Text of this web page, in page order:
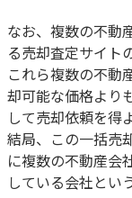
なお、複数の不動
る売却査定サイト
これら複数の不動
却可能な価格より
して売却依頼を得
結局、この一括売
に複数の不動産会
している会社とい